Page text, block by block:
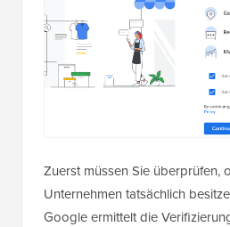
Zuerst müssen Sie überprüfen,
Unternehmen tatsächlich
Google ermittelt die